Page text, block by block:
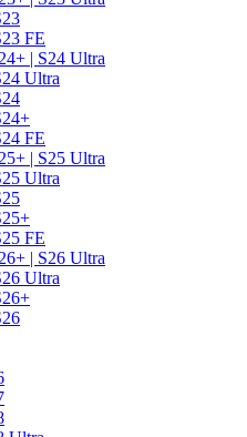
FE
| S24 Ultra
Ultra
FE
| S25 Ultra
Ultra
FE
| S26 Ultra
Ultra